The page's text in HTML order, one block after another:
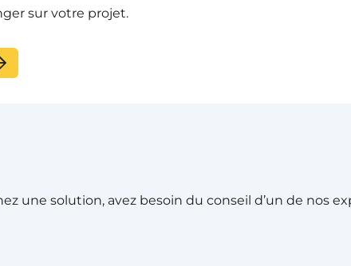
sur votre projet.
une solution, avez besoin du conseil d’un de nos